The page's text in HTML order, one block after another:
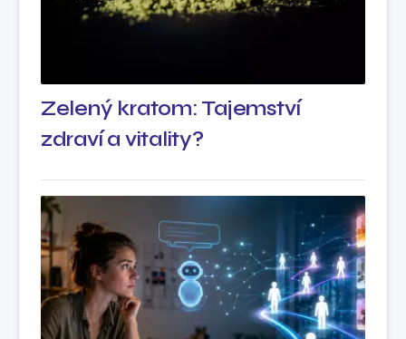
Zelený kratom: Tajemství
zdraví a vitality?